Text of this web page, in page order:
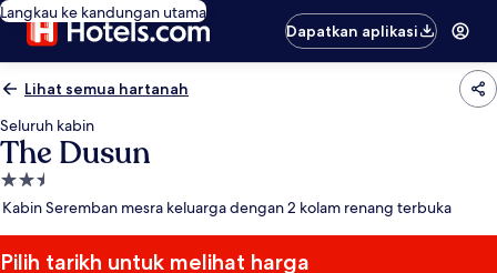
Langkau ke kandungan utama
Dapatkan aplikasi
Lihat semua hartanah
Seluruh kabin
The Dusun
Hartanah
2.5
Kabin Seremban mesra keluarga dengan 2 kolam renang terbuka
Pilih tarikh untuk melihat harga